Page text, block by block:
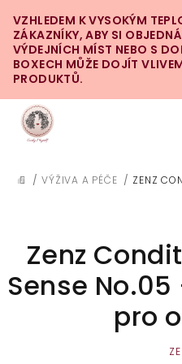
na
obsah
VZHLEDEM K VYSOKÝM
ZÁKAZNÍKY, ABY SI
VÝDEJNÍCH MÍST NEBO S
BOXECH MŮŽE DOJÍT
PRODUKTŮ.
DOMŮ
/ VÝŽIVA A PÉČE / ZENZ
Zenz
Sense
pro